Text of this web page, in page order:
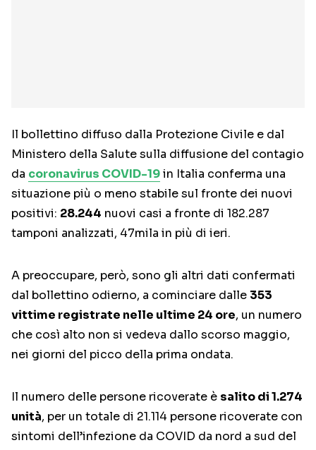
Il bollettino diffuso dalla Protezione Civile e dal
Ministero della Salute sulla diffusione del contagio
da coronavirus COVID-19in Italia conferma una
situazione più o meno stabile sul fronte dei nuovi
positivi: 28.244 nuovi casi a fronte di 182.287
tamponi analizzati, 47mila in più di ieri.
A preoccupare, però, sono gli altri dati confermati
dal bollettino odierno, a cominciare dalle 353
vittime registrate nelle ultime 24 ore, un numero
che così alto non si vedeva dallo scorso maggio,
nei giorni del picco della prima ondata.
Il numero delle persone ricoverate è salito di 1.274
unità, per un totale di 21.114 persone ricoverate con
sintomi dell’infezione da COVID da nord a sud del